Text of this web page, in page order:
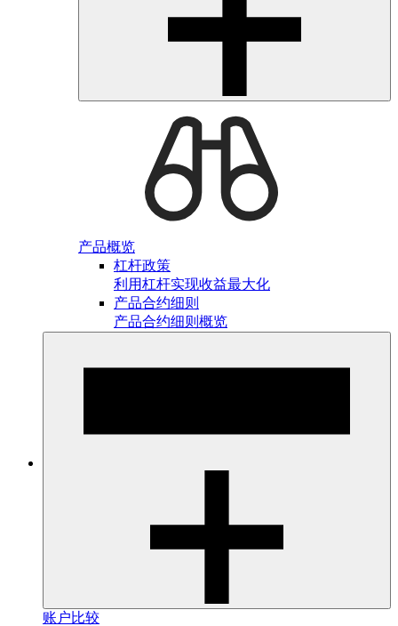
产品概览
杠杆政策
利用杠杆实现收益最大化
产品合约细则
产品合约细则概览
账户比较